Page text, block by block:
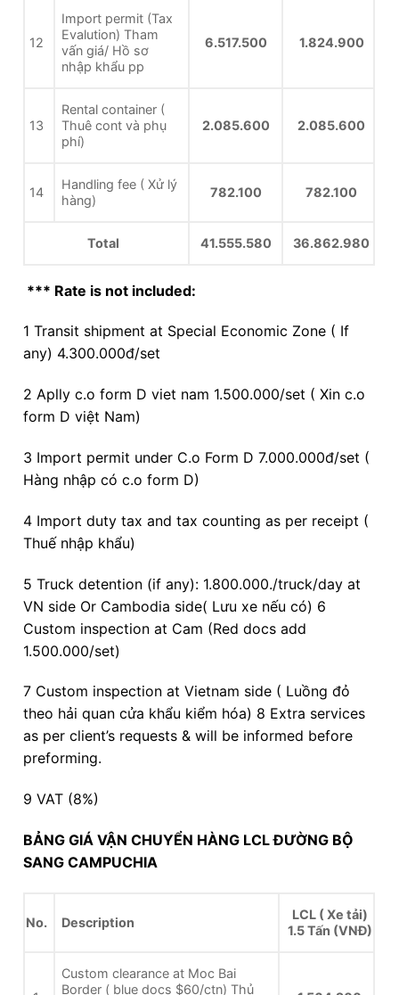
12
Import permit (Tax
Evalution) Tham
vấn giá/ Hồ sơ
nhập khẩu pp
6.517.500 1.824.900
13
Rental container (
Thuê cont và phụ
phí)
2.085.600 2.085.600
14
Handling fee ( Xử lý
hàng)
782.100 782.100
Total 41.555.580 36.862.980
*** Rate is not included:
1 Transit shipment at Special Economic Zone ( If
any) 4.300.000đ/set
2 Aplly c.o form D viet nam 1.500.000/set ( Xin c.o
form D việt Nam)
3 Import permit under C.o Form D 7.000.000đ/set (
Hàng nhập có c.o form D)
4 Import duty tax and tax counting as per receipt (
Thuế nhập khẩu)
5 Truck detention (if any): 1.800.000./truck/day at
VN side Or Cambodia side( Lưu xe nếu có) 6
Custom inspection at Cam (Red docs add
1.500.000/set)
7 Custom inspection at Vietnam side ( Luồng đỏ
theo hải quan cửa khẩu kiểm hóa) 8 Extra services
as per client’s requests & will be informed before
preforming.
9 VAT (8%)
BẢNG GIÁ VẬN CHUYỂN HÀNG LCL ĐƯỜNG BỘ
SANG CAMPUCHIA
No. Description
LCL ( Xe tải)
1.5 Tấn (VNĐ)
Custom clearance at Moc Bai
Border ( blue docs $60/ctn) Thủ